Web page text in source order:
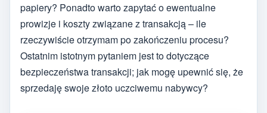
papiery? Ponadto warto zapytać o ewentualne
prowizje i koszty związane z transakcją – ile
rzeczywiście otrzymam po zakończeniu procesu?
Ostatnim istotnym pytaniem jest to dotyczące
bezpieczeństwa transakcji; jak mogę upewnić się, że
sprzedaję swoje złoto uczciwemu nabywcy?